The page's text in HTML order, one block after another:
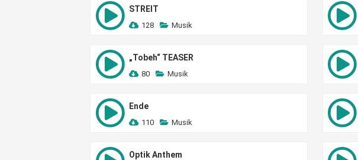
STREIT
128 Musik
„Tobeh“ TEASER
80 Musik
Ende
110 Musik
Optik Anthem